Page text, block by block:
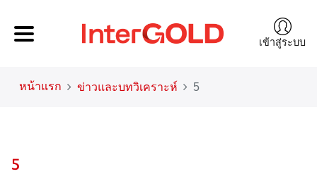
เข้าสู่ระบบ
หน้าแรก ข่าวและบทวิเคราะห์ 5
5